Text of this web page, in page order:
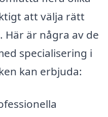
att välja rätt
är några av de
specialisering i
kan erbjuda: